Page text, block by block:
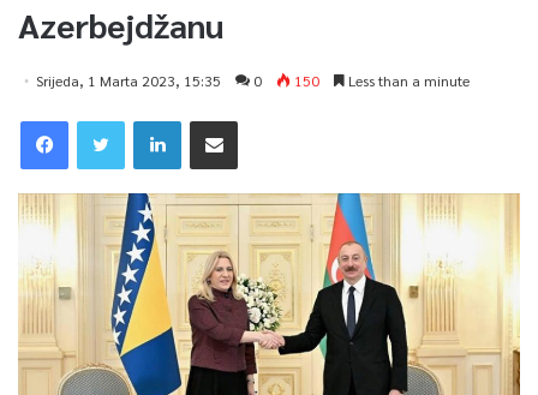
Azerbejdžanu
Srijeda, 1 Marta 2023, 15:35 0 150 Less than a minute